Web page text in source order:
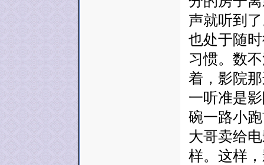
声就听到
也处于随
习惯。数
着，影院
一听准是
碗一路小
大哥卖给
样。这样